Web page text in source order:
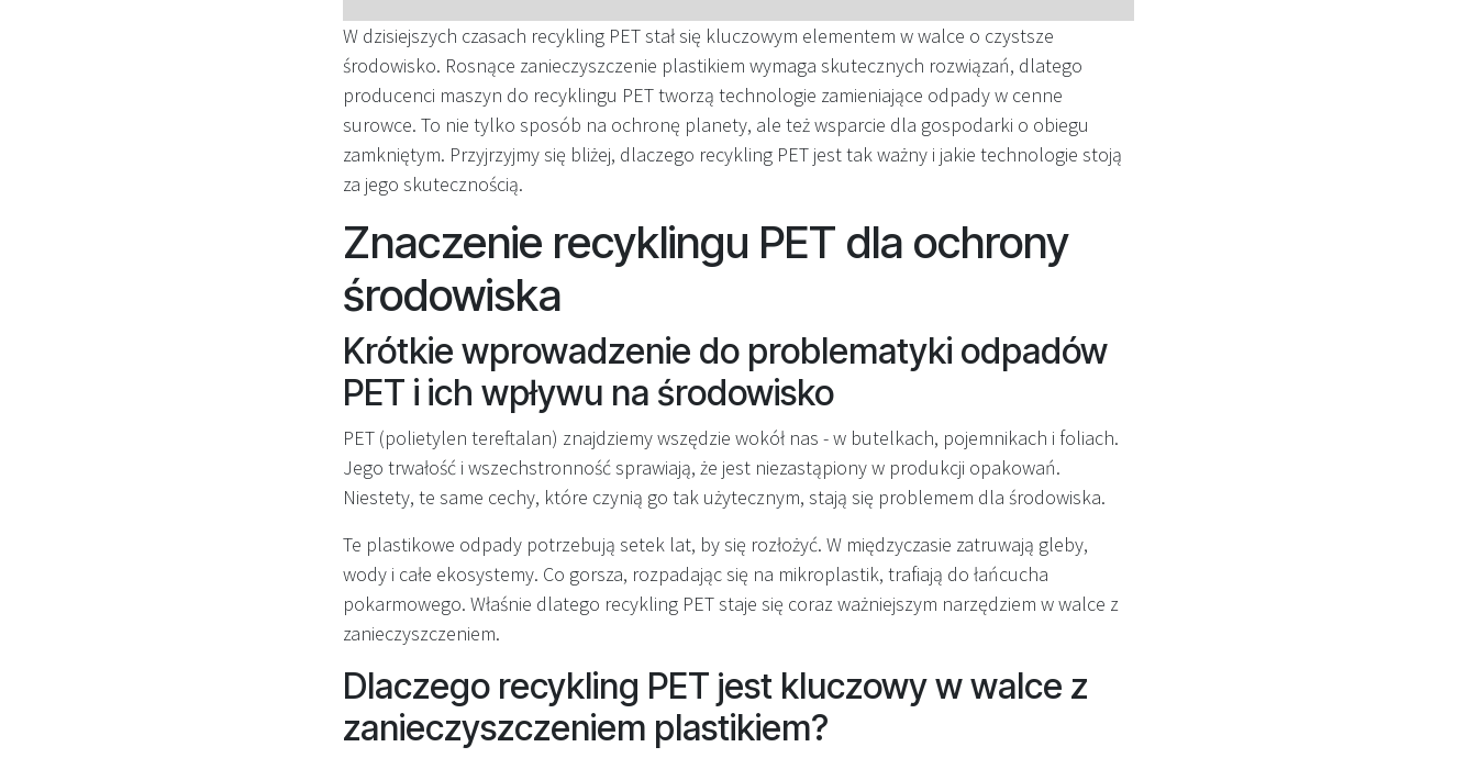
W dzisiejszych czasach recykling PET stał się kluczowym elementem w walce o czystsze
środowisko. Rosnące zanieczyszczenie plastikiem wymaga skutecznych rozwiązań, dlatego
producenci maszyn do recyklingu PET tworzą technologie zamieniające odpady w cenne
surowce. To nie tylko sposób na ochronę planety, ale też wsparcie dla gospodarki o obiegu
zamkniętym. Przyjrzyjmy się bliżej, dlaczego recykling PET jest tak ważny i jakie technologie stoją
za jego skutecznością.
Znaczenie recyklingu PET dla ochrony
środowiska
Krótkie wprowadzenie do problematyki odpadów
PET i ich wpływu na środowisko
PET (polietylen tereftalan) znajdziemy wszędzie wokół nas - w butelkach, pojemnikach i foliach.
Jego trwałość i wszechstronność sprawiają, że jest niezastąpiony w produkcji opakowań.
Niestety, te same cechy, które czynią go tak użytecznym, stają się problemem dla środowiska.
Te plastikowe odpady potrzebują setek lat, by się rozłożyć. W międzyczasie zatruwają gleby,
wody i całe ekosystemy. Co gorsza, rozpadając się na mikroplastik, trafiają do łańcucha
pokarmowego. Właśnie dlatego recykling PET staje się coraz ważniejszym narzędziem w walce z
zanieczyszczeniem.
Dlaczego recykling PET jest kluczowy w walce z
zanieczyszczeniem plastikiem?